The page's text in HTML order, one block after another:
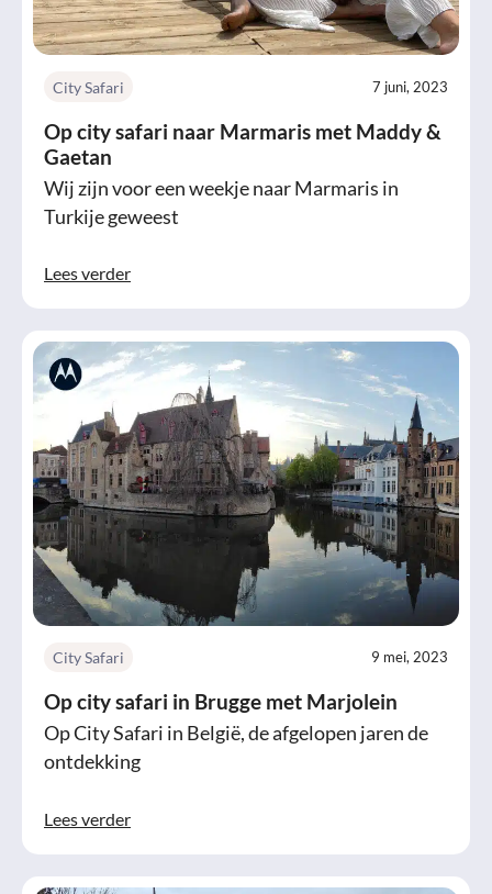
City Safari 7 juni, 2023
Op city safari naar Marmaris met Maddy &
Gaetan
Wij zijn voor een weekje naar Marmaris in
Turkije geweest
Lees verder
City Safari 9 mei, 2023
Op city safari in Brugge met Marjolein
Op City Safari in België, de afgelopen jaren de
ontdekking
Lees verder